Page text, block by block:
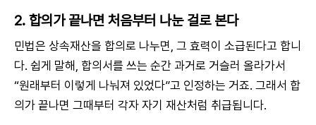
2. 합의가 끝나면 처음부터 나눈 걸로 본다
민법은 상속재산을 합의로 나누면, 그 효력이 소급된다고 합니
다. 쉽게 말해, 합의서를 쓰는 순간 과거로 거슬러 올라가서
“원래부터 이렇게 나눠져 있었다”고 인정하는 거죠. 그래서 합
의가 끝나면 그때부터 각자 자기 재산처럼 취급됩니다.